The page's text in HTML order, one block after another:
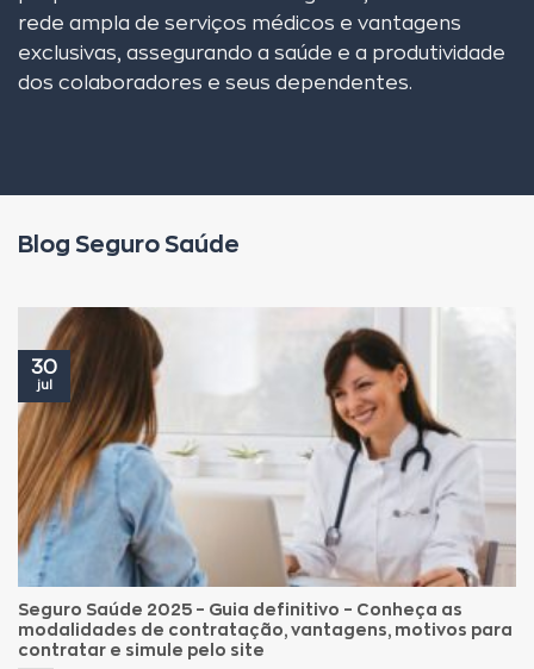
rede ampla de serviços médicos e vantagens
exclusivas, assegurando a saúde e a produtividade
dos colaboradores e seus dependentes.
Blog Seguro Saúde
Seguro Saúde 2025 – Guia definitivo – Conheça as
modalidades de contratação, vantagens, motivos para
contratar e simule pelo site
30
jul